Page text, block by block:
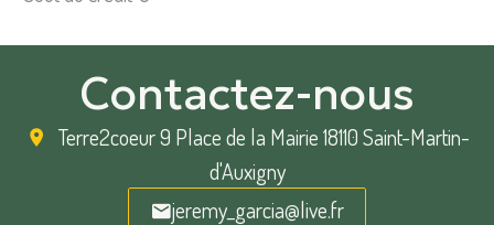
Contactez-nous
Terre2coeur9 Place de la Mairie 18110 Saint-Martin-
d'Auxigny
jeremy_garcia@live.fr